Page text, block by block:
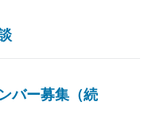
バー募集（続